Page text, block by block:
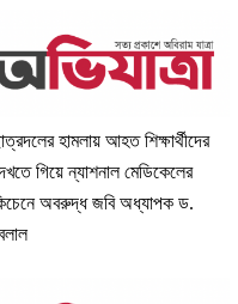
হামলায় আহত শিক্ষার্থীদের
গিয়ে ন্যাশনাল মেডিকেলের
অবরুদ্ধ জবি অধ্যাপক ড.